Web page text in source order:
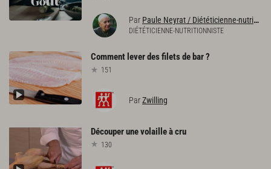
Par Paule Neyrat / Diététicienne-nutritionniste
DIÉTÉTICIENNE-NUTRITIONNISTE
Comment leverdesfiletsde bar?
151
ParZwilling
Découperunevolailleàcru
130